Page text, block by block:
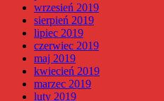
wrzesień 2019
sierpień 2019
lipiec 2019
czerwiec 2019
maj 2019
kwiecień 2019
marzec 2019
luty 2019